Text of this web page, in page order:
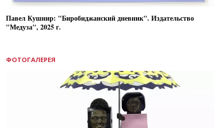
Павел Кушнир: "Биробиджанский дневник". Издательство
"Медуза", 2025 г.
ФОТОГАЛЕРЕЯ